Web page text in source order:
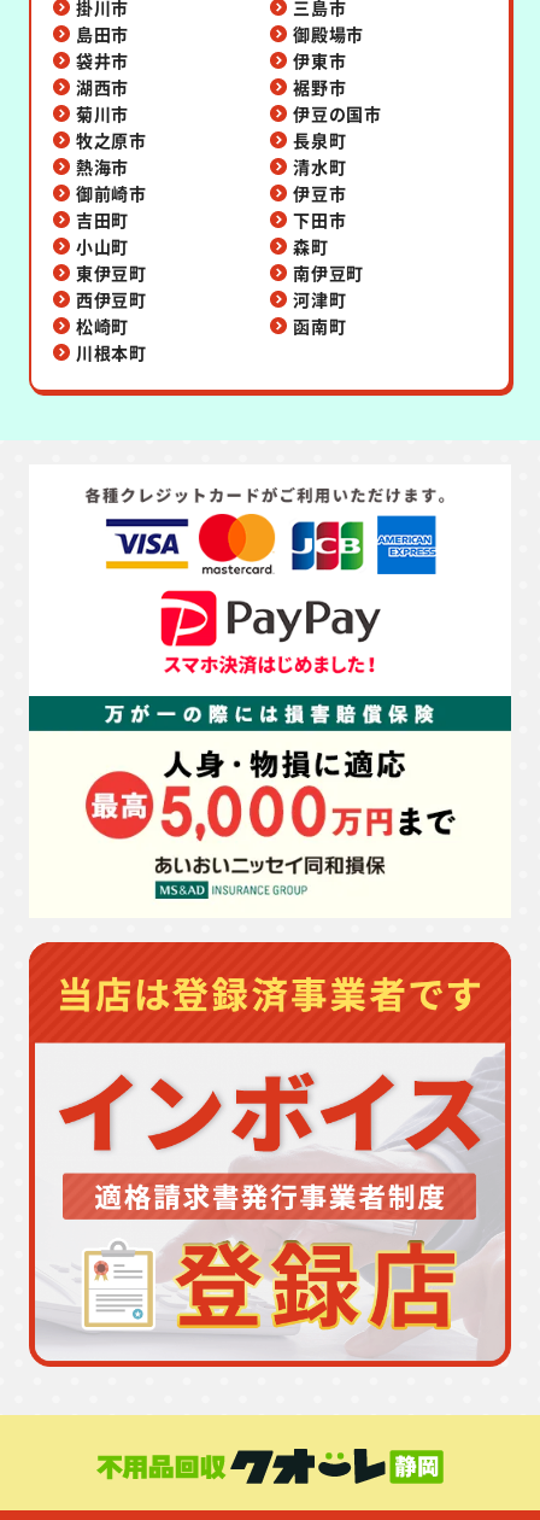
掛川市
三島市
島田市
御殿場市
袋井市
伊東市
湖西市
裾野市
菊川市
伊豆の国市
牧之原市
長泉町
熱海市
清水町
御前崎市
伊豆市
吉田町
下田市
小山町
森町
東伊豆町
南伊豆町
西伊豆町
河津町
松崎町
函南町
川根本町